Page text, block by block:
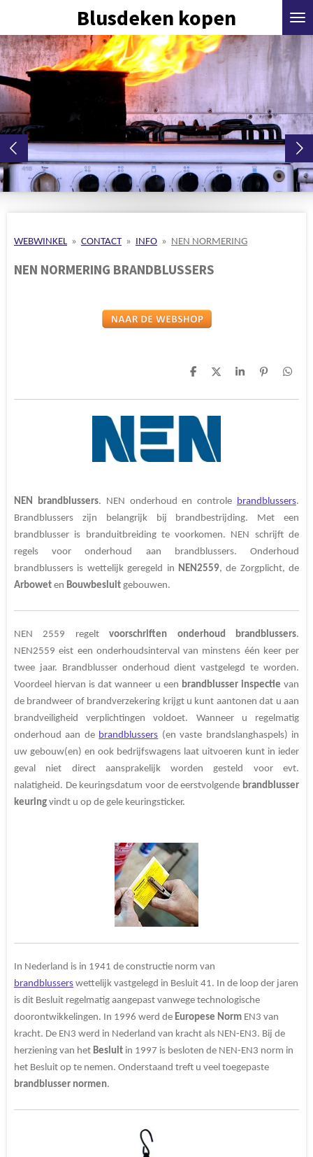
naar
de
hoofdinhoud
Blusdeken kopen
WEBWINKEL » CONTACT » INFO » NEN NORMERING
NEN NORMERING BRANDBLUSSERS
D
n
D
S
P
D
NEN brandblussers. NEN onderhoud en controle brandblussers.
Brandblussers zijn belangrijk bij brandbestrijding. Met een
brandblusser is branduitbreiding te voorkomen. NEN schrijft de
regels voor onderhoud aan brandblussers. Onderhoud
brandblussers is wettelijk geregeld in NEN2559, de Zorgplicht, de
Arbowet en Bouwbesluit gebouwen.
NEN 2559 regeltvoorschriften onderhoud brandblussers.
NEN2559 eist een onderhoudsinterval van minstens één keer per
twee jaar. Brandblusser onderhoud dient vastgelegd te worden.
Voordeel hiervan is dat wanneer u een brandblusser inspectie van
de brandweer of brandverzekering krijgt u kunt aantonen dat u aan
brandveiligheid verplichtingen voldoet. Wanneer u regelmatig
onderhoud aan de brandblussers (en vaste brandslanghaspels) in
uw gebouw(en) en ook bedrijfswagens laat uitvoeren kunt in ieder
geval niet direct aansprakelijk worden gesteld voor evt.
nalatigheid. De keuringsdatum voor de eerstvolgende brandblusser
keuring vindt u op de gele keuringsticker.
In Nederland is in 1941 de constructie norm van
brandblussers wettelijk vastgelegd in Besluit 41. In de loop der jaren
is dit Besluit regelmatig aangepast vanwege technologische
doorontwikkelingen. In 1996 werd de Europese Norm EN3 van
kracht. De EN3 werd in Nederland van kracht als NEN-EN3. Bij de
herziening van het Besluit in 1997 is besloten de NEN-EN3 norm in
het Besluit op te nemen. Onderstaand treft u veel toegepaste
brandblusser normen.